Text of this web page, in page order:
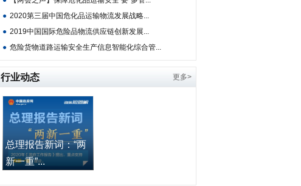
● 2020第三届中国危化品运输物流发展战略...
● 2019中国国际危险品物流供应链创新发展...
● 危险货物道路运输安全生产信息智能化综合管...
行业动态 更多>
总理报告新词：“两
新一重”...